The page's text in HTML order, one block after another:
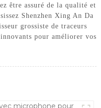
être assuré de la qualité et
Shenzhen Xing An Da
grossiste de traceurs
pour améliorer vos